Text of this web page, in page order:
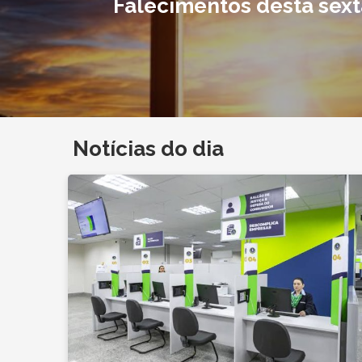
Falecimentos desta
Notícias do dia